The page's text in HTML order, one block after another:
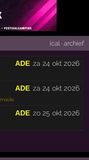
ical · archief
za 24 okt 2026
ADE
za 24 okt 2026
ADE
zo 25 okt 2026
ADE